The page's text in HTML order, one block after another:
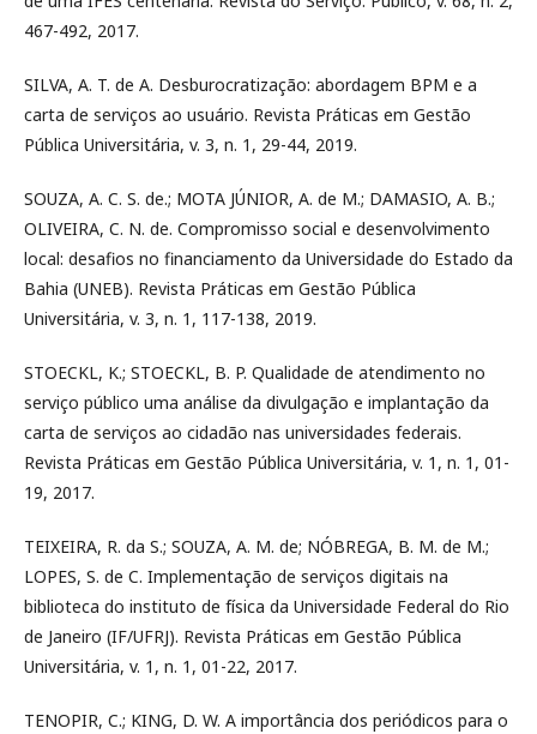
467-492, 2017.
SILVA, A. T. de A. Desburocratização: abordagem BPM e a
carta de serviços ao usuário. Revista Práticas em Gestão
Pública Universitária, v. 3, n. 1, 29-44, 2019.
SOUZA, A. C. S. de.; MOTA JÚNIOR, A. de M.; DAMASIO, A. B.;
OLIVEIRA, C. N. de. Compromisso social e desenvolvimento
local: desafios no financiamento da Universidade do Estado da
Bahia (UNEB). Revista Práticas em Gestão Pública
Universitária, v. 3, n. 1, 117-138, 2019.
STOECKL, K.; STOECKL, B. P. Qualidade de atendimento no
serviço público uma análise da divulgação e implantação da
carta de serviços ao cidadão nas universidades federais.
Revista Práticas em Gestão Pública Universitária, v. 1, n. 1, 01-
19, 2017.
TEIXEIRA, R. da S.; SOUZA, A. M. de; NÓBREGA, B. M. de M.;
LOPES, S. de C. Implementação de serviços digitais na
biblioteca do instituto de física da Universidade Federal do Rio
de Janeiro (IF/UFRJ). Revista Práticas em Gestão Pública
Universitária, v. 1, n. 1, 01-22, 2017.
TENOPIR, C.; KING, D. W. A importância dos periódicos para o